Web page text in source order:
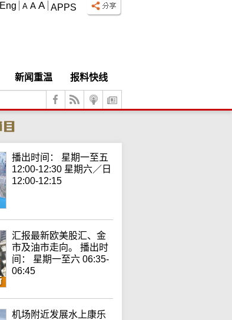
APPS
A A A
Eng
新闻重温 报料快线
播出时间： 星期一至五
12:00-12:30 星期六／日
12:00-12:15
汇报最新欧美股汇、金
市及油市走向。 播出时
间： 星期一至六 06:35-
06:45
机场附近发展水上康乐